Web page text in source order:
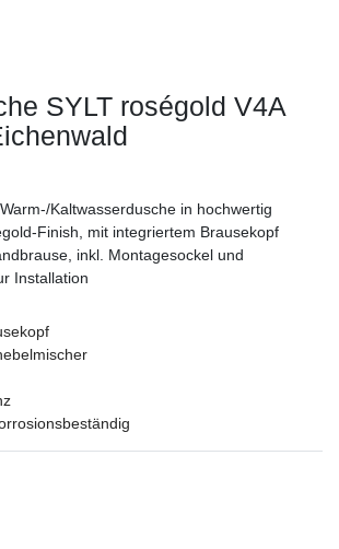
SYLT roségold V4A
Kaltwasserdusche in hochwertig
Finish, mit integriertem Brausekopf
inkl. Montagesockel und
Installation